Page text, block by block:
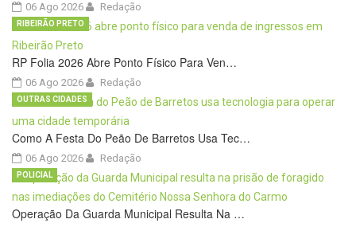
06 Ago 2026 Redação
RP Folia 2026 Abre Ponto Físico Para Ven…
06 Ago 2026
RIBEIRÃO PRETO
Redação
Como A Festa Do Peão De Barretos Usa Tec…
06 Ago 2026
OUTRAS CIDADES
Redação
Operação Da Guarda Municipal Resulta Na …
POLICIAL